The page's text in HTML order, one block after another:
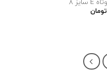
تومان